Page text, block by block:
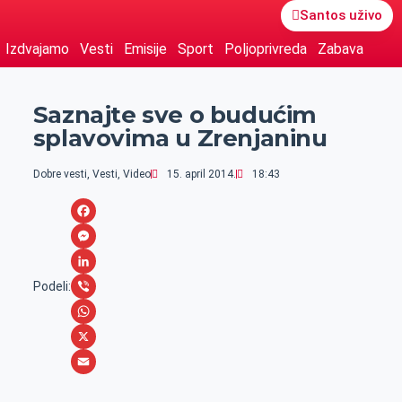
Santos uživo
Izdvajamo Vesti Emisije Sport Poljoprivreda Zabava
Saznajte sve o budućim
splavovima u Zrenjaninu
Dobre vesti, Vesti, Video 15. april 2014. 18:43
Podeli:
F
a
c
e
b
o
M
e
s
s
e
L
i
n
k
V
i
b
W
h
X